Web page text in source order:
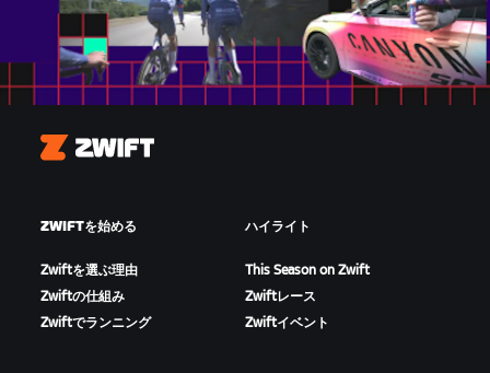
Zwift
ZWIFTを始める
Zwiftを選ぶ理由
Zwiftの仕組み
Zwiftでランニング
ハイライト
This Season on Zwift
Zwiftレース
Zwiftイベント